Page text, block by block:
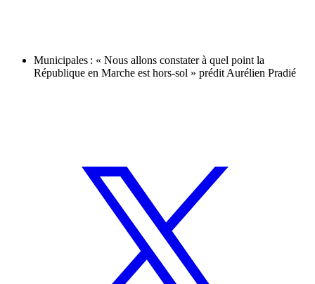
Municipales : « Nous allons constater à quel point la
République en Marche est hors-sol » prédit Aurélien Pradié